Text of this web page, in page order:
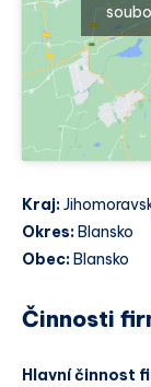
Kraj:
Okres: Blansko
Obec: Blansko
Činnosti
Hlavní činnost